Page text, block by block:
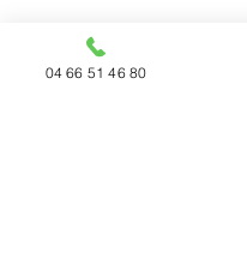
04 66 51 46 80